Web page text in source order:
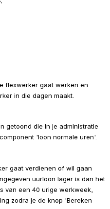
flexwerker gaat werken en
in die dagen maakt.
getoond die in je administratie
'loon normale uren'.
gaat verdienen of wil gaan
uurloon lager is dan het
van een 40 urige werkweek,
zodra je de knop 'Bereken